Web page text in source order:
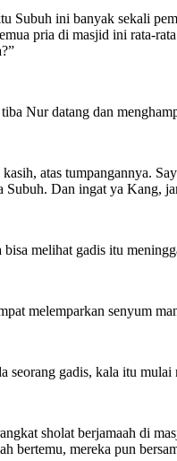
Subuh ini banyak sekali
pria di masjid ini rata-
Nur datang dan
atas tumpangannya.
Subuh. Dan ingat ya Kang,
melihat gadis itu
melemparkan senyum
seorang gadis, kala itu
sholat berjamaah di
bertemu, mereka pun